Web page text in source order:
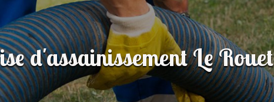
d'assainissement Le Rouet